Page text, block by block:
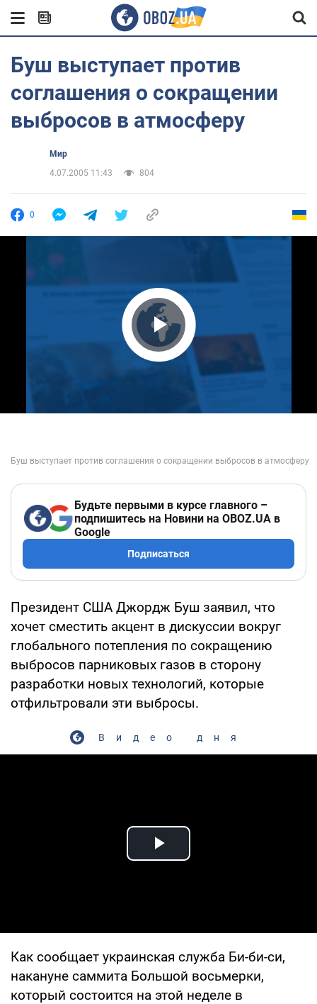
Буш выступает против
соглашения о сокращении
выбросов в атмосферу
Мир
4.07.2005 11:43
804
0
Play Video
Будьте первыми в курсе главного –
подпишитесь на Новини на OBOZ.UA в
Google
Подписаться
Президент США Джордж Буш заявил, что
хочет сместить акцент в дискуссии вокруг
глобального потепления по сокращению
выбросов парниковых газов в сторону
разработки новых технологий, которые
отфильтровали эти выбросы.
Видео дня
Play Video
Как сообщает украинская служба Би-би-си,
накануне саммита Большой восьмерки,
который состоится на этой неделе в